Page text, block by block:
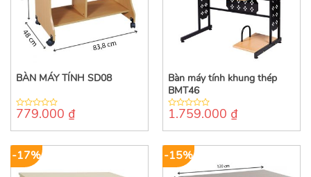
BÀN MÁY TÍNH SD08
0
of
779.000 ₫
Bàn máy tính khung thép
BMT46
0
of
1.759.000 ₫
-17% -15%